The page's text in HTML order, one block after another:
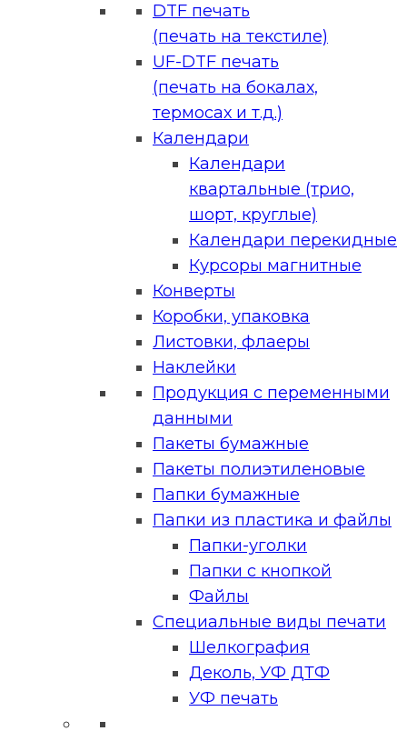
DTF печать
(печать на текстиле)
UF-DTF печать
(печать на бокалах,
термосах и т.д.)
Календари
Календари
квартальные (трио,
шорт, круглые)
Календари перекидные
Курсоры магнитные
Конверты
Коробки, упаковка
Листовки, флаеры
Наклейки
Продукция с переменными
данными
Пакеты бумажные
Пакеты полиэтиленовые
Папки бумажные
Папки из пластика и файлы
Папки-уголки
Папки с кнопкой
Файлы
Специальные виды печати
Шелкография
Деколь, УФ ДТФ
УФ печать